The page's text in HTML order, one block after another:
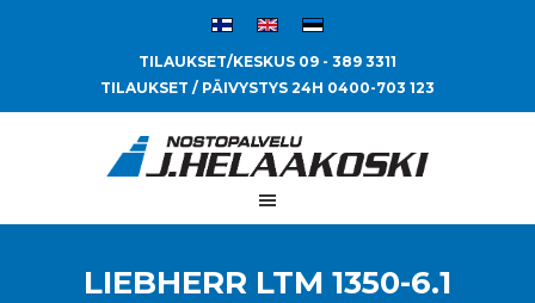
TILAUKSET/KESKUS 09 - 389 3311
TILAUKSET / PÄIVYSTYS 24H 0400-703 123
LIEBHERR LTM 1350-6.1